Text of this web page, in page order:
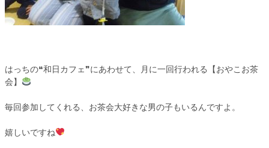
はっちの❝和日カフェ❞にあわせて、月に一回行われる【おやこお茶
会】
毎回参加してくれる、お茶会大好きな男の子もいるんですよ。
嬉しいですね